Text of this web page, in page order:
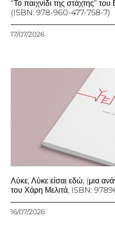
“Το παιχνίδι της στάχτης”
(ISBN: 978-960-477-758-7)
17/07/2026
Λύκε, Λύκε είσαι εδώ; (μια
του Χάρη Μελιτά, ISBN:
16/07/2026